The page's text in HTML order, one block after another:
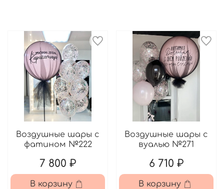
Воздушные шары с
фатином №222
7 800 ₽
В корзину
Воздушные шары с
вуалью №271
6 710 ₽
В корзину